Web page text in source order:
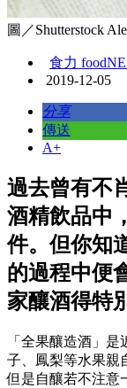
圖／Shutterstock
食力
2019-12-05
分享
傳送
A+
過去曾有不
酒精飲品中
件。但你知
的過程中便
家釀酒得特
「全果釀造酒」
子、鳳梨等水果親
但是自釀若不注意